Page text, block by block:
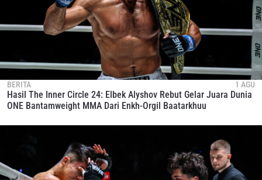
BERITA 1 AGU
Hasil The Inner Circle 24: Elbek Alyshov Rebut Gelar Juara Dunia
ONE Bantamweight MMA Dari Enkh-Orgil Baatarkhuu